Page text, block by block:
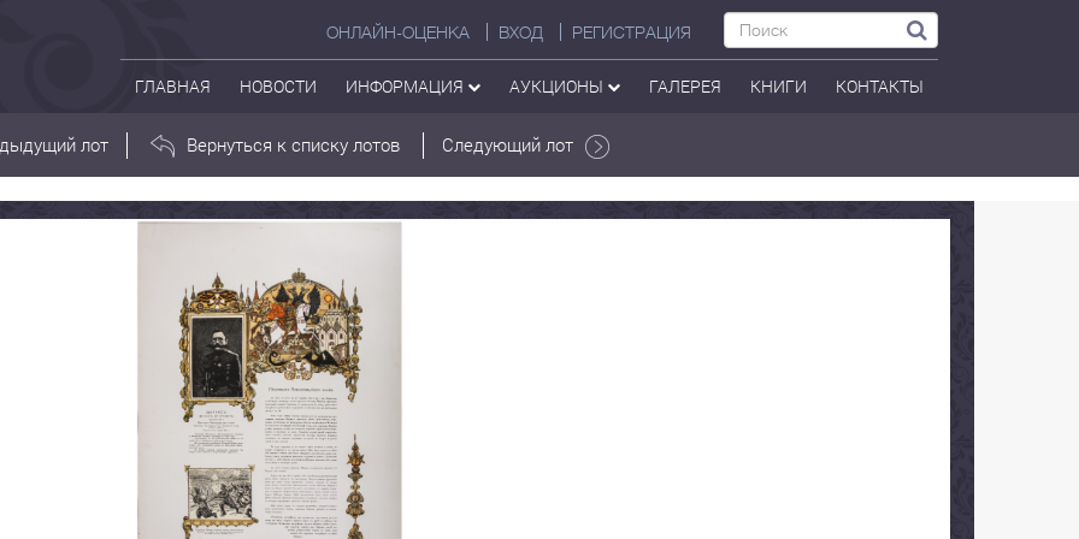
ОНЛАЙН-ОЦЕНКА ВХОД РЕГИСТРАЦИЯ
ГЛАВНАЯ НОВОСТИ ИНФОРМАЦИЯ АУКЦИОНЫ ГАЛЕРЕЯ КНИГИ КОНТАКТЫ
лот Вернуться к списку лотов Следующий лот